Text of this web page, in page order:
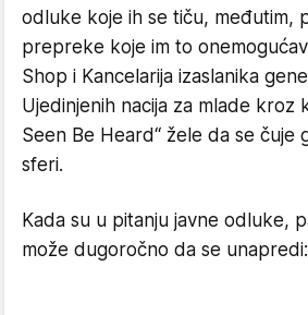
odluke koje ih se tiču, međutim,
prepreke koje im to
Shop i Kancelarija izaslanika
Ujedinjenih nacija za mlade kroz
Seen Be Heard“ žele da se čuje
sferi.
Kada su u pitanju javne odluke,
može dugoročno da se unapredi: